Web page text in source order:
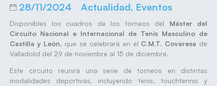
28/11/2024 Actualidad, Eventos
Disponibles los cuadros de los torneos del Máster del
Circuito Nacional e Internacional de Tenis Masculino de
Castilla y León, que se celebrará en el C.M.T. Covaresa de
Valladolid del 29 de noviembre al 15 de diciembre.
Este circuito reunirá una serie de torneos en distintas
modalidades deportivas, incluyendo tenis, touchtennis y